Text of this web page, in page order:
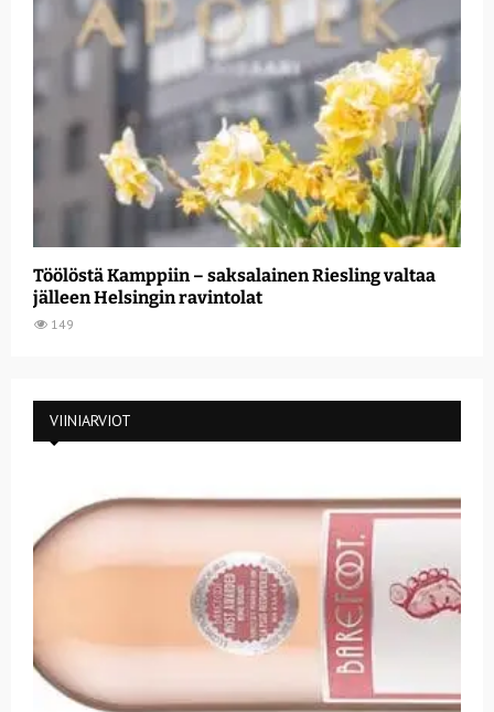
Töölöstä Kamppiin – saksalainen Riesling valtaa
jälleen Helsingin ravintolat
149
VIINIARVIOT